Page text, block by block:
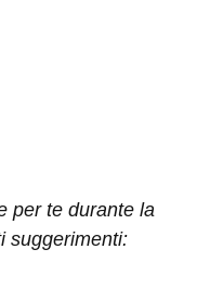
per te durante la
suggerimenti: